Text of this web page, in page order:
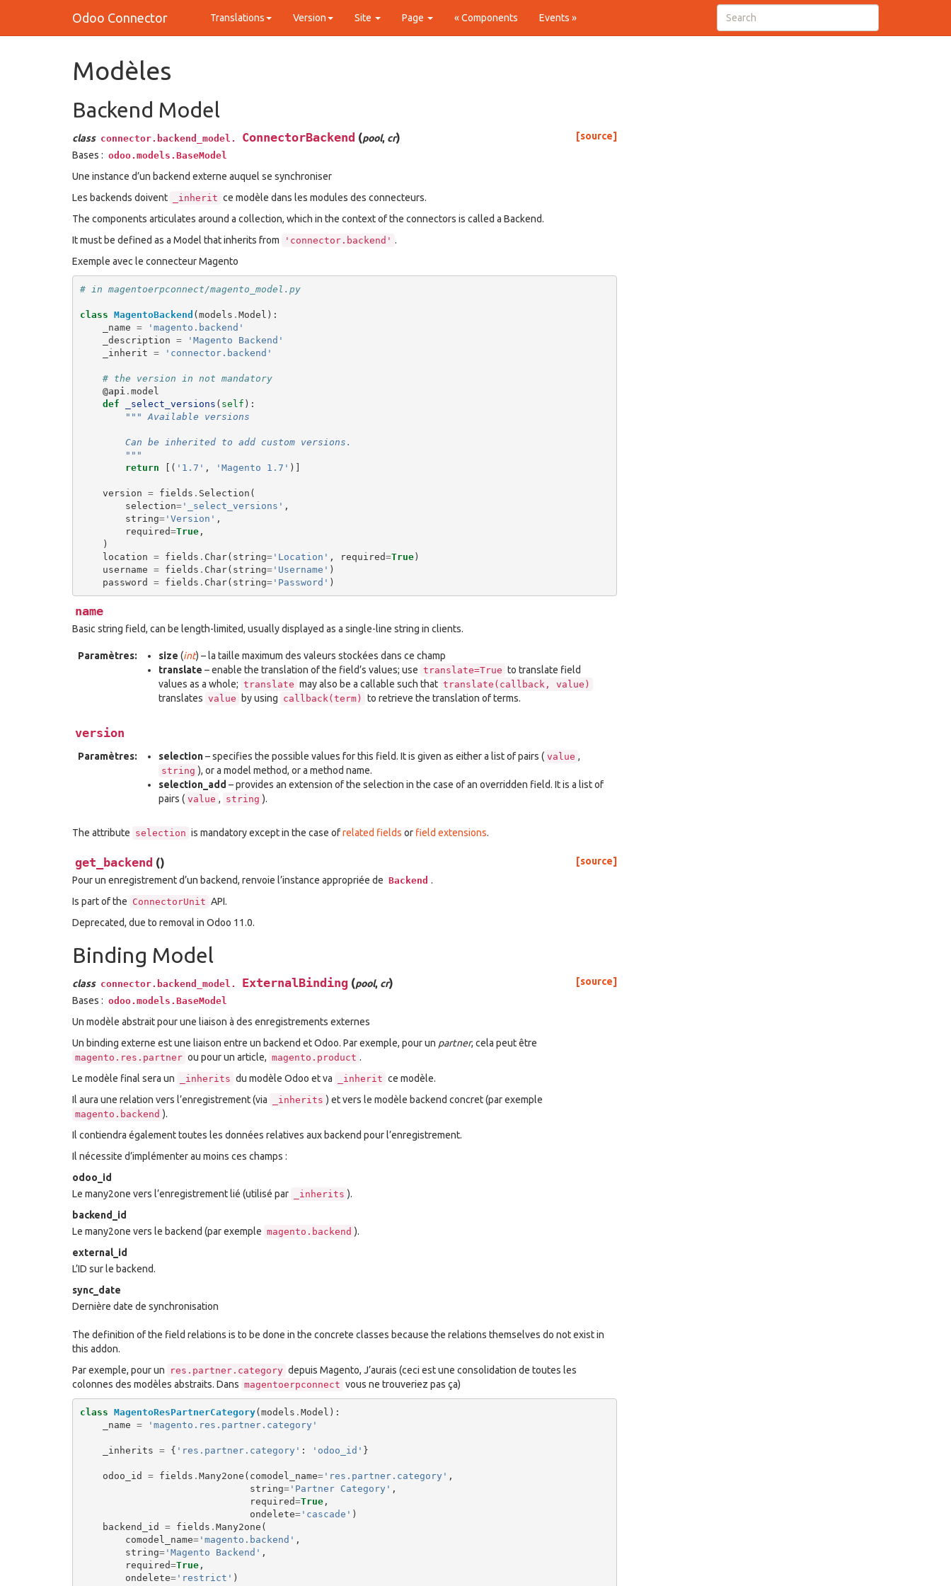
Odoo Connector Translations Version Site Page « Components Events »
Modèles
Backend Model
class connector.backend_model. ConnectorBackend (pool, cr)
[source]
Bases : odoo.models.BaseModel
Une instance d’un backend externe auquel se synchroniser
Les backends doivent
_inherit ce modèle dans les modules des connecteurs.
The components articulates around a collection, which in the context of the connectors is called a Backend.
It must be defined as a Model that inherits from
'connector.backend' .
Exemple avec le connecteur Magento
# in magentoerpconnect/magento_model.py
class MagentoBackend (models . Model ):
_name =
'magento.backend'
_description =
'Magento Backend'
_inherit = 'connector.backend'
# the version in not mandatory
@api . model
def
_select_versions ( self ):
""" Available versions
        Can be inherited to add custom versions.
        """
return
[( '1.7' , 'Magento 1.7' )]
version = fields . Selection (
selection='_select_versions' ,
string='Version' ,
required=True,
)
location = fields . Char( string='Location' , required=True)
username = fields . Char( string='Username' )
password
= fields . Char( string='Password' )
name
Basic string field, can be length-limited, usually displayed as a single-line string in clients.
Paramètres: size (int) – la taille maximum des valeurs stockées dans ce champ
translate – enable the translation of the field’s values; use translate=True to translate field
values as a whole; translate may also be a callable such that translate(callback, value)
translates value by using callback(term) to retrieve the translation of terms.
version
Paramètres: selection– specifies the possible values for this field. It is given as either a list of pairs ( value ,
string ), or a model method, or a method name.
selection_add – provides an extension of the selection in the case of an overridden field. It is a list of
pairs ( value , string ).
The attribute selection is mandatory except in the case ofrelated fields or field extensions.
get_backend ()
[source]
Pour un enregistrement d’un backend, renvoie l’instance appropriée de Backend .
Is part of the ConnectorUnit API.
Deprecated, due to removal in Odoo 11.0.
Binding Model
class connector.backend_model. ExternalBinding (pool, cr)
[source]
Bases : odoo.models.BaseModel
Un modèle abstrait pour une liaison à des enregistrements externes
Un binding externe est une liaison entre un backend et Odoo. Par exemple, pour un partner, cela peut être
magento.res.partner ou pour un article, magento.product .
Le modèle final sera un
_inherits du modèle Odoo et va _inherit ce modèle.
Il aura une relation vers l’enregistrement (via
_inherits ) et vers le modèle backend concret (par exemple
magento.backend ).
Il contiendra également toutes les données relatives aux backend pour l’enregistrement.
Il nécessite d’implémenter au moins ces champs :
odoo_id
Le many2one vers l’enregistrement lié (utilisé par
_inherits ).
backend_id
Le many2one vers le backend (par exemple magento.backend ).
external_id
L’ID sur le backend.
sync_date
Dernière date de synchronisation
The definition of the field relations is to be done in the concrete classes because the relations themselves do not exist in
this addon.
Par exemple, pour un
res.partner.category depuis Magento, J’aurais (ceci est une consolidation de toutes les
colonnes des modèles abstraits. Dans magentoerpconnect vous ne trouveriez pas ça)
class MagentoResPartnerCategory(models . Model ):
_name = 'magento.res.partner.category'
_inherits = { 'res.partner.category' : 'odoo_id' }
odoo_id = fields . Many2one ( comodel_name='res.partner.category' ,
string='Partner Category' ,
required=True,
ondelete='cascade' )
backend_id
= fields . Many2one (
comodel_name='magento.backend' ,
string='Magento Backend' ,
required=True,
ondelete='restrict' )